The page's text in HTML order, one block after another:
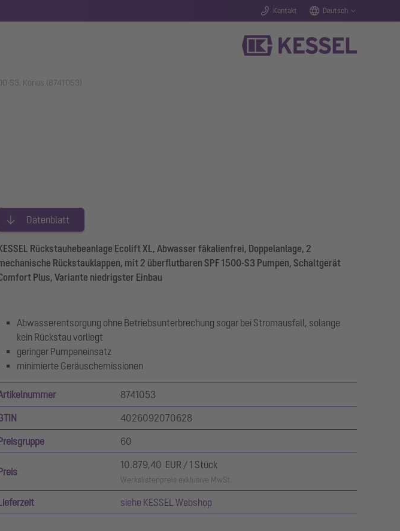
Kontakt Deutsch
S3, Konus (8741053)
Datenblatt
Rückstauhebeanlage Ecolift XL, Abwasser fäkalienfrei, Doppelanlage, 2
Rückstauklappen, mit 2 überflutbaren SPF 1500-S3 Pumpen, Schaltgerät
Plus, Variante niedrigster Einbau
Abwasserentsorgung ohne Betriebsunterbrechung sogar bei Stromausfall, solange
kein Rückstau vorliegt
geringer Pumpeneinsatz
minimierte Geräuschemissionen
8741053
4026092070628
Preisgruppe 60
Preis
10.879,40 EUR / 1 Stück
Werkslistenpreis exklusive MwSt.
Lieferzeit siehe KESSEL Webshop